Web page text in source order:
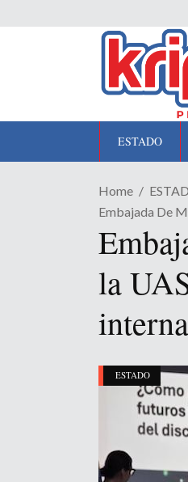
ESTADO
Home
Embajada De
la
ESTADO